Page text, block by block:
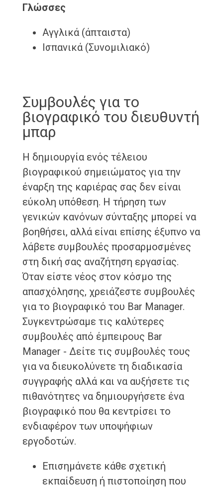
Γλώσσες
Αγγλικά (άπταιστα)
Ισπανικά (Συνομιλιακό)
Συμβουλές για το
βιογραφικό του διευθυντή
μπαρ
Η δημιουργία ενός τέλειου
βιογραφικού σημειώματος για την
έναρξη της καριέρας σας δεν είναι
εύκολη υπόθεση. Η τήρηση των
γενικών κανόνων σύνταξης μπορεί να
βοηθήσει, αλλά είναι επίσης έξυπνο να
λάβετε συμβουλές προσαρμοσμένες
στη δική σας αναζήτηση εργασίας.
Όταν είστε νέος στον κόσμο της
απασχόλησης, χρειάζεστε συμβουλές
για το βιογραφικό του Bar Manager.
Συγκεντρώσαμε τις καλύτερες
συμβουλές από έμπειρους Bar
Manager - Δείτε τις συμβουλές τους
για να διευκολύνετε τη διαδικασία
συγγραφής αλλά και να αυξήσετε τις
πιθανότητες να δημιουργήσετε ένα
βιογραφικό που θα κεντρίσει το
ενδιαφέρον των υποψήφιων
εργοδοτών.
Επισημάνετε κάθε σχετική
εκπαίδευση ή πιστοποίηση που